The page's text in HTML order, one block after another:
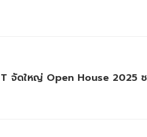
จัดใหญ่ Open House 2025